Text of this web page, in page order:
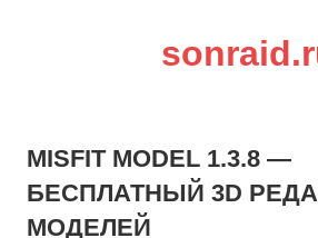
MISFIT MODEL 1.3.8 —
БЕСПЛАТНЫЙ 3D
МОДЕЛЕЙ